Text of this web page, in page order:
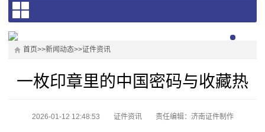
首页>>新闻动态>>证件资讯
一枚印章里的中国密码与收藏热
2026-01-12 12:48:53 证件资讯 责任编辑：济南证件制作